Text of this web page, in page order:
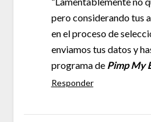
pero considerando tus
en el proceso de
enviamos tus datos y
programa de Pimp My
Responder